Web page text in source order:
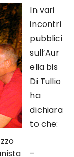
In vari
incontri
pubblici
sull’Aur
elia bis
Di Tullio
ha
dichiara
to che:
–